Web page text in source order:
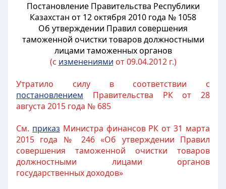
Постановление Правительства Республики
Казахстан от 12 октября 2010 года № 1058
Об утверждении Правил совершения
таможенной очистки товаров должностными
лицами таможенных органов
(с изменениями от 09.04.2012 г.)
Утратило силу в соответствии с
постановлением Правительства РК от 28
августа 2015 года № 685
См. приказ Министра финансов РК от 31 марта
2015 года № 246 «Об утверждении Правил
совершения таможенной очистки товаров
должностными лицами органов
государственных доходов»